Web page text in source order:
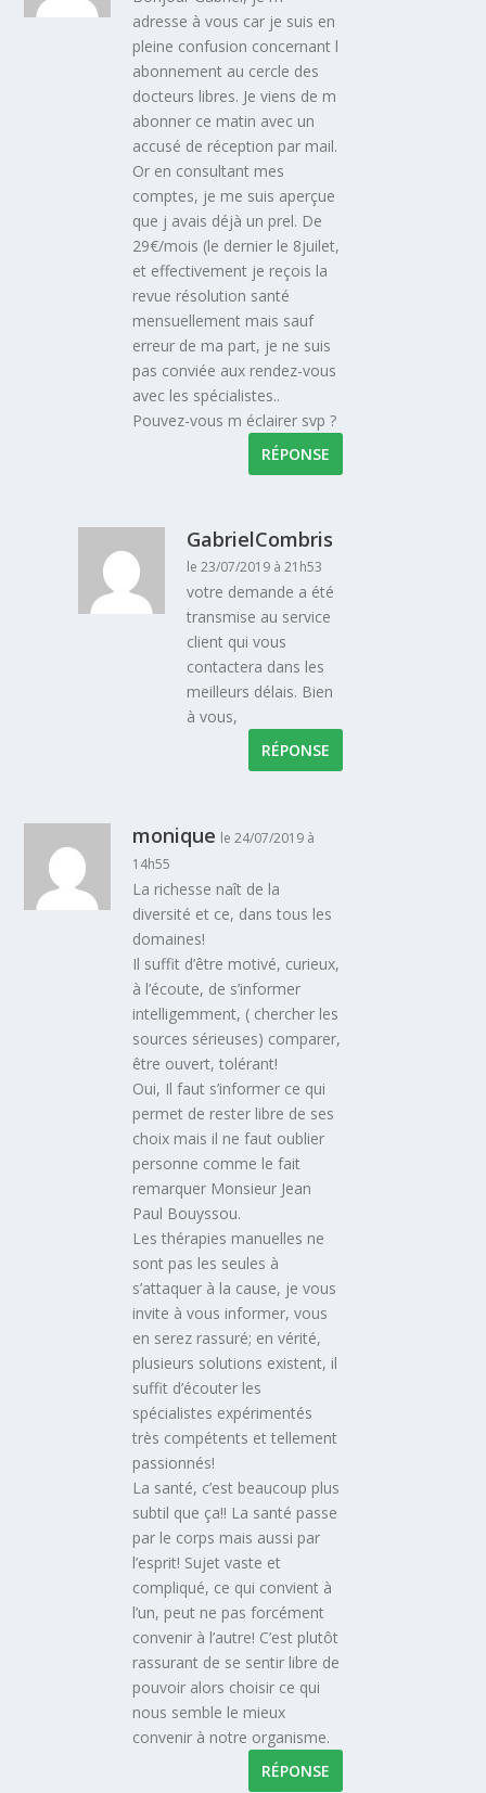
adresse à vous car je suis en
pleine confusion concernant l
abonnement au cercle des
docteurs libres. Je viens de m
abonner ce matin avec un
accusé de réception par mail.
Or en consultant mes
comptes, je me suis aperçue
que j avais déjà un prel. De
29€/mois (le dernier le 8juilet,
et effectivement je reçois la
revue résolution santé
mensuellement mais sauf
erreur de ma part, je ne suis
pas conviée aux rendez-vous
avec les spécialistes..
Pouvez-vous m éclairer svp ?
RÉPONSE
GabrielCombris
le 23/07/2019 à 21h53
votre demande a été
transmise au service
client qui vous
contactera dans les
meilleurs délais. Bien
à vous,
RÉPONSE
monique le 24/07/2019 à
14h55
La richesse naît de la
diversité et ce, dans tous les
domaines!
Il suffit d’être motivé, curieux,
à l’écoute, de s’informer
intelligemment, ( chercher les
sources sérieuses) comparer,
être ouvert, tolérant!
Oui, Il faut s’informer ce qui
permet de rester libre de ses
choix mais il ne faut oublier
personne comme le fait
remarquer Monsieur Jean
Paul Bouyssou.
Les thérapies manuelles ne
sont pas les seules à
s’attaquer à la cause, je vous
invite à vous informer, vous
en serez rassuré; en vérité,
plusieurs solutions existent, il
suffit d’écouter les
spécialistes expérimentés
très compétents et tellement
passionnés!
La santé, c’est beaucoup plus
subtil que ça!! La santé passe
par le corps mais aussi par
l’esprit! Sujet vaste et
compliqué, ce qui convient à
l’un, peut ne pas forcément
convenir à l’autre! C’est plutôt
rassurant de se sentir libre de
pouvoir alors choisir ce qui
nous semble le mieux
convenir à notre organisme.
RÉPONSE